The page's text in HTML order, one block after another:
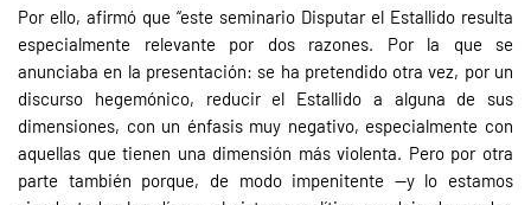
Por ello, afirmó que “este seminario Disputar el Estallido resulta
especialmente relevante por dos razones. Por la que se
anunciaba en la presentación: se ha pretendido otra vez, por un
discurso hegemónico, reducir el Estallido a alguna de sus
dimensiones, con un énfasis muy negativo, especialmente con
aquellas que tienen una dimensión más violenta. Pero por otra
parte también porque, de modo impenitente —y lo estamos